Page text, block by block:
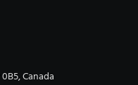
Canada